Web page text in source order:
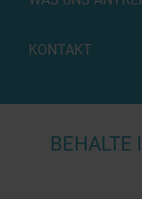
KONTAKT
BEHALTE